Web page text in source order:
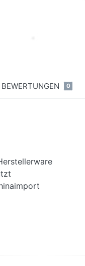
BEWERTUNGEN 0